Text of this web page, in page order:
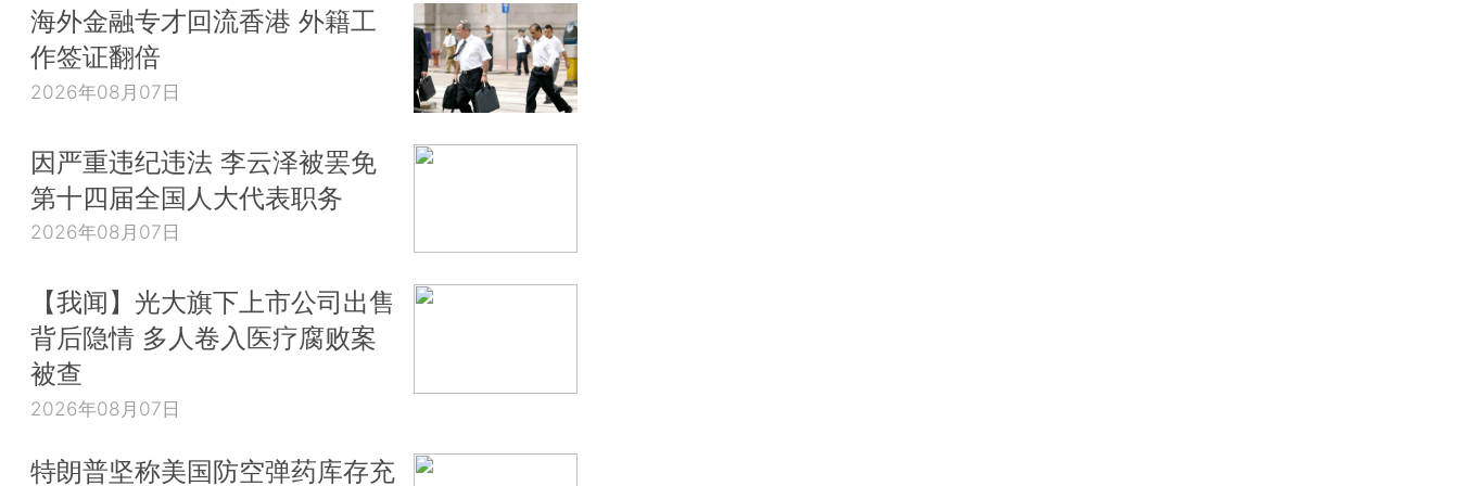
海外金融专才回流香港 外籍工
作签证翻倍
2026年08月07日
因严重违纪违法 李云泽被罢免
第十四届全国人大代表职务
2026年08月07日
【我闻】光大旗下上市公司出售
背后隐情 多人卷入医疗腐败案
被查
2026年08月07日
特朗普坚称美国防空弹药库存充